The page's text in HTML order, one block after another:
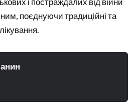
поєднуючи традиційні та